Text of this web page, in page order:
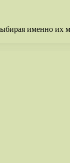
именно их